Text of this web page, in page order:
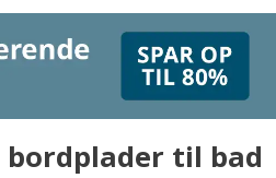
til bad